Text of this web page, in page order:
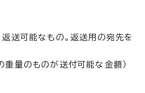
送可能なもの。返送用の宛先を
重量のものが送付可能な金額）